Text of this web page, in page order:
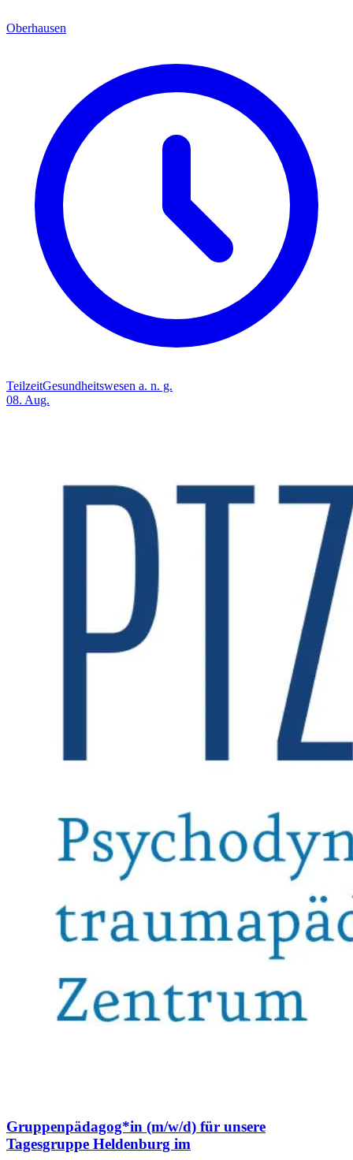
Oberhausen
TeilzeitGesundheitswesen a. n. g.
08. Aug.
Gruppenpädagog*in (m/w/d) für unsere
Tagesgruppe Heldenburg im